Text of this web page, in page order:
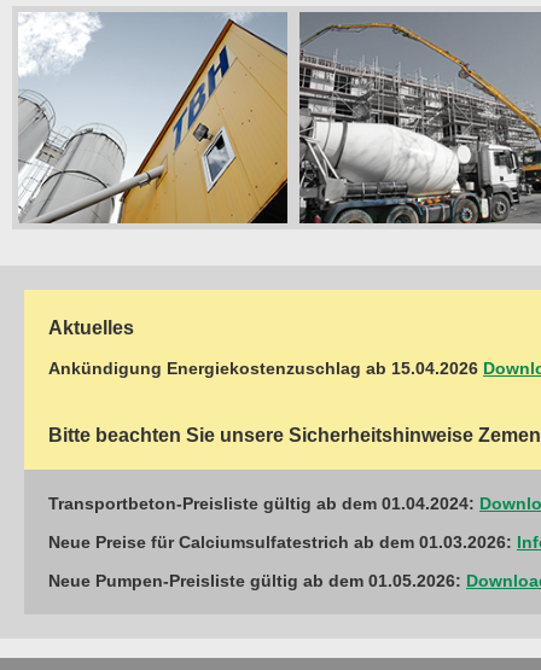
Aktuelles
Ankündigung Energiekostenzuschlag ab 15.04.2026
Bitte beachten Sie unsere Sicherheitshinweise
Transportbeton-Preisliste gültig ab dem 01.04.2024:
Neue Preise für Calciumsulfatestrich ab dem 01.03.2026:
Neue Pumpen-Preisliste gültig ab dem 01.05.2026: